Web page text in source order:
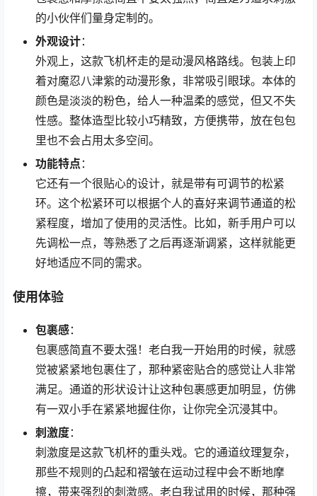
的小伙伴们量身定制的。
外观设计：
外观上，这款飞机杯走的是动漫风格路线。包装上印
着对魔忍八津紫的动漫形象，非常吸引眼球。本体的
颜色是淡淡的粉色，给人一种温柔的感觉，但又不失
性感。整体造型比较小巧精致，方便携带，放在包包
里也不会占用太多空间。
功能特点 ：
它还有一个很贴心的设计，就是带有可调节的松紧
环。这个松紧环可以根据个人的喜好来调节通道的松
紧程度，增加了使用的灵活性。比如，新手用户可以
先调松一点，等熟悉了之后再逐渐调紧，这样就能更
好地适应不同的需求。
使用体验
包裹感：
包裹感简直不要太强！老白我一开始用的时候，就感
觉被紧紧地包裹住了，那种紧密贴合的感觉让人非常
满足。通道的形状设计让这种包裹感更加明显，仿佛
有一双小手在紧紧地握住你，让你完全沉浸其中。
刺激度：
刺激度是这款飞机杯的重头戏。它的通道纹理复杂，
那些不规则的凸起和褶皱在运动过程中会不断地摩
擦，带来强烈的刺激感。老白我试用的时候，那种强